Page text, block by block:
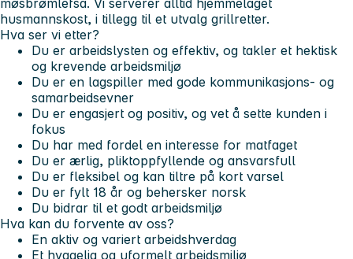
møsbrømlefsa. Vi serverer alltid hjemmelaget
husmannskost, i tillegg til et utvalg grillretter.
Hva ser vi etter?
Du er arbeidslysten og effektiv, og takler et hektisk
og krevende arbeidsmiljø
Du er en lagspiller med gode kommunikasjons- og
samarbeidsevner
Du er engasjert og positiv, og vet å sette kunden i
fokus
Du har med fordel en interesse for matfaget
Du er ærlig, pliktoppfyllende og ansvarsfull
Du er fleksibel og kan tiltre på kort varsel
Du er fylt 18 år og behersker norsk
Du bidrar til et godt arbeidsmiljø
Hva kan du forvente av oss?
En aktiv og variert arbeidshverdag
Et hyggelig og uformelt arbeidsmiljø